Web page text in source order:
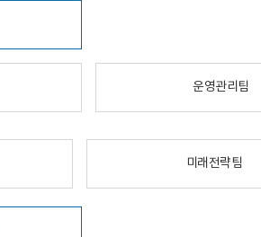
운영관리팀
미래전략팀